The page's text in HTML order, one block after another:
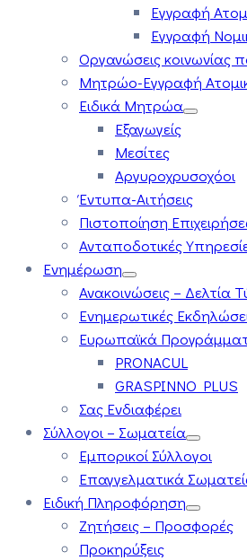
Εγγραφή
Εγγραφή
Οργανώσεις κοινωνίας
Μητρώο-Εγγραφή
Ειδικά Μητρώα
Εξαγωγείς
Μεσίτες
Αργυροχρυσοχόοι
Έντυπα-Αιτήσεις
Πιστοποίηση
Ανταποδοτικές
Ενημέρωση
Ανακοινώσεις – Δελτία
Ενημερωτικές
Ευρωπαϊκά
PRONACUL
GRASPINNO PLUS
Σας Ενδιαφέρει
Σύλλογοι – Σωματεία
Εμπορικοί Σύλλογοι
Επαγγελματικά
Ειδική Πληροφόρηση
Ζητήσεις – Προσφορές
Προκηρύξεις